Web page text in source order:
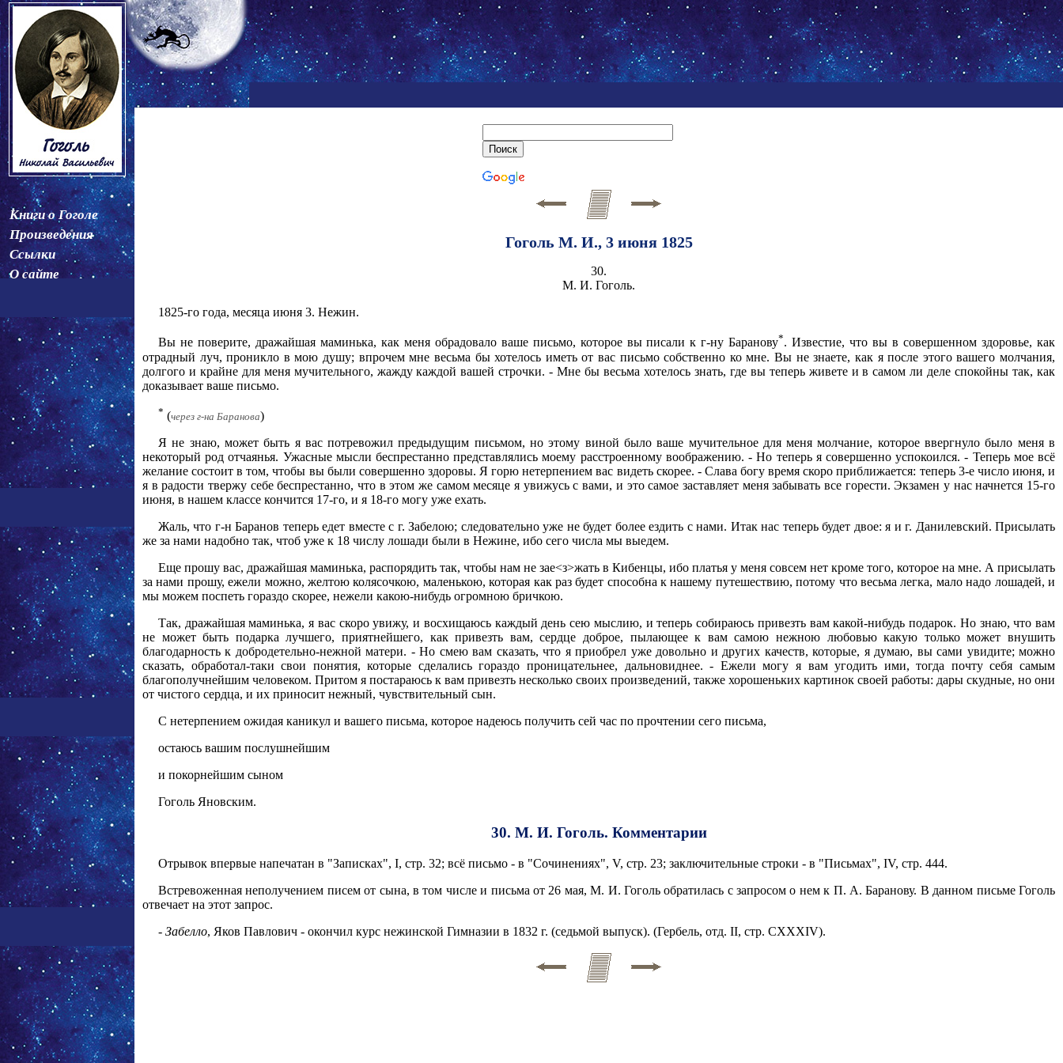
Книги о Гоголе
Произведения
Ссылки
О сайте
Гоголь М. И., 3 июня 1825
30.
М. И. Гоголь.
1825-го года, месяца июня 3. Нежин.
Вы не поверите, дражайшая маминька, как меня обрадовало ваше письмо, которое вы писали к г-ну Баранову*. Известие, что вы в совершенном здоровье, как
отрадный луч, проникло в мою душу; впрочем мне весьма бы хотелось иметь от вас письмо собственно ко мне. Вы не знаете, как я после этого вашего молчания,
долгого и крайне для меня мучительного, жажду каждой вашей строчки. - Мне бы весьма хотелось знать, где вы теперь живете и в самом ли деле спокойны так, как
доказывает ваше письмо.
* (через г-на Баранова)
Я не знаю, может быть я вас потревожил предыдущим письмом, но этому виной было ваше мучительное для меня молчание, которое ввергнуло было меня в
некоторый род отчаянья. Ужасные мысли беспрестанно представлялись моему расстроенному воображению. - Но теперь я совершенно успокоился. - Теперь мое всё
желание состоит в том, чтобы вы были совершенно здоровы. Я горю нетерпением вас видеть скорее. - Слава богу время скоро приближается: теперь 3-е число июня, и
я в радости твержу себе беспрестанно, что в этом же самом месяце я увижусь с вами, и это самое заставляет меня забывать все горести. Экзамен у нас начнется 15-го
июня, в нашем классе кончится 17-го, и я 18-го могу уже ехать.
Жаль, что г-н Баранов теперь едет вместе с г. Забелою; следовательно уже не будет более ездить с нами. Итак нас теперь будет двое: я и г. Данилевский. Присылать
же за нами надобно так, чтоб уже к 18 числу лошади были в Нежине, ибо сего числа мы выедем.
Еще прошу вас, дражайшая маминька, распорядить так, чтобы нам не зае<з>жать в Кибенцы, ибо платья у меня совсем нет кроме того, которое на мне. А присылать
за нами прошу, ежели можно, желтою колясочкою, маленькою, которая как раз будет способна к нашему путешествию, потому что весьма легка, мало надо лошадей, и
мы можем поспеть гораздо скорее, нежели какою-нибудь огромною бричкою.
Так, дражайшая маминька, я вас скоро увижу, и восхищаюсь каждый день сею мыслию, и теперь собираюсь привезть вам какой-нибудь подарок. Но знаю, что вам
не может быть подарка лучшего, приятнейшего, как привезть вам, сердце доброе, пылающее к вам самою нежною любовью какую только может внушить
благодарность к добродетельно-нежной матери. - Но смею вам сказать, что я приобрел уже довольно и других качеств, которые, я думаю, вы сами увидите; можно
сказать, обработал-таки свои понятия, которые сделались гораздо проницательнее, дальновиднее. - Ежели могу я вам угодить ими, тогда почту себя самым
благополучнейшим человеком. Притом я постараюсь к вам привезть несколько своих произведений, также хорошеньких картинок своей работы: дары скудные, но они
от чистого сердца, и их приносит нежный, чувствительный сын.
С нетерпением ожидая каникул и вашего письма, которое надеюсь получить сей час по прочтении сего письма,
остаюсь вашим послушнейшим
и покорнейшим сыном
Гоголь Яновским.
30. М. И. Гоголь. Комментарии
Отрывок впервые напечатан в "Записках", I, стр. 32; всё письмо - в "Сочинениях", V, стр. 23; заключительные строки - в "Письмах", IV, стр. 444.
Встревоженная неполучением писем от сына, в том числе и письма от 26 мая, М. И. Гоголь обратилась с запросом о нем к П. А. Баранову. В данном письме Гоголь
отвечает на этот запрос.
- Забелло, Яков Павлович - окончил курс нежинской Гимназии в 1832 г. (седьмой выпуск). (Гербель, отд. II, стр. CXXXIV).